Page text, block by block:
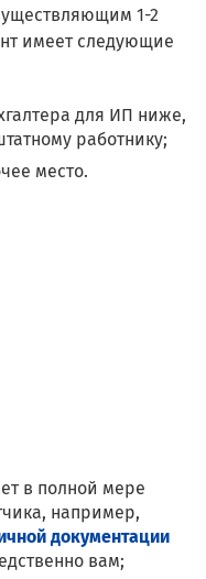
1-2
имеет следующие
для ИП ниже,
работнику;
место.
в полной мере
например,
документации
вам;